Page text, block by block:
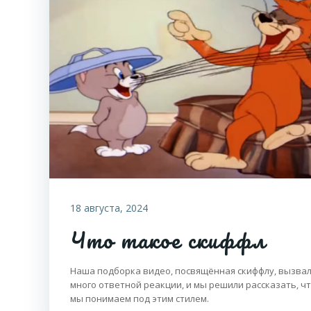
18 августа, 2024
Что такое скиффл
Наша подборка видео, посвящённая скиффлу,
много ответной реакции, и мы решили рассказать,
мы понимаем под этим стилем.